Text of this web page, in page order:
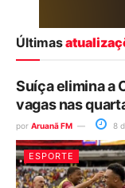
Últimas
Suíça elimina a
vagas nas
por Aruanã FM 8
ESPORTE